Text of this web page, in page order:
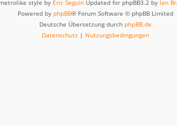
style by Eric Seguin Updated for phpBB3.2 by Ian
Powered by phpBB® Forum Software © phpBB Limited
Deutsche Übersetzung durch phpBB.de
Datenschutz | Nutzungsbedingungen